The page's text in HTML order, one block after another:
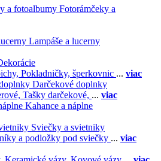
Fotorámčeky a
Lampáše a lucerny
Pokladničky, šperkovnic ... viac
Darčekové doplnky
Tašky darčekové, ... viac
Kahance a náplne
Sviečky a svietniky
a podložky pod sviečky ... viac